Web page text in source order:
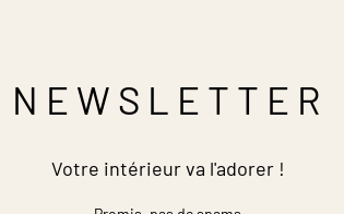
NEWSLETTER
Votre intérieur va l'adorer !